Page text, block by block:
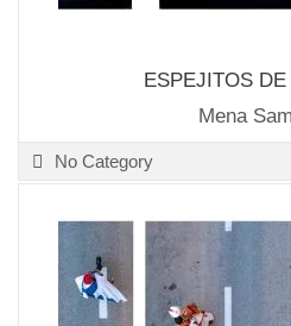
ESPEJITOS
Mena
No Category